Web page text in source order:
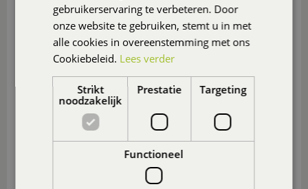
gebruikerservaring te verbeteren. Door
onze website te gebruiken, stemt u in met
alle cookies in overeenstemming met ons
Cookiebeleid. Lees verder
Strikt
noodzakelijk
Prestatie Targeting
Functioneel